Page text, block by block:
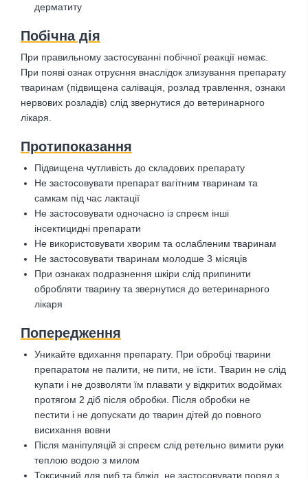
дерматиту
Побічна дія
При правильному застосуванні побічної реакції немає.
При появі ознак отруєння внаслідок злизування препарату
тваринам (підвищена салівація, розлад травлення, ознаки
нервових розладів) слід звернутися до ветеринарного
лікаря.
Протипоказання
Підвищена чутливість до складових препарату
Не застосовувати препарат вагітним тваринам та
самкам під час лактації
Не застосовувати одночасно із спреєм інші
інсектицидні препарати
Не використовувати хворим та ослабленим тваринам
Не застосовувати тваринам молодше 3 місяців
При ознаках подразнення шкіри слід припинити
обробляти тварину та звернутися до ветеринарного
лікаря
Попередження
Уникайте вдихання препарату. При обробці тварини
препаратом не палити, не пити, не їсти. Тварин не слід
купати і не дозволяти їм плавати у відкритих водоймах
протягом 2 діб після обробки. Після обробки не
пестити і не допускати до тварин дітей до повного
висихання вовни
Після маніпуляцій зі спреєм слід ретельно вимити руки
теплою водою з милом
Токсичний для риб та бджіл, не застосовувати поряд з